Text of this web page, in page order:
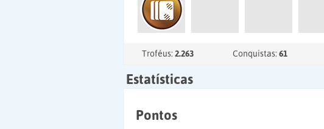
Troféus: 2.263 Conquistas: 61
Estatísticas
Pontos